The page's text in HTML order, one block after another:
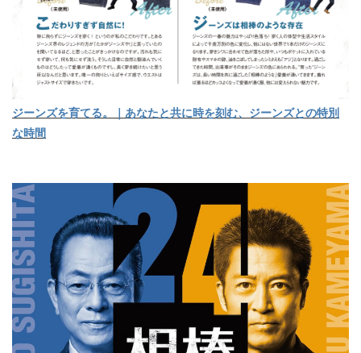
ジーンズを育てる。｜あなたと共に時を刻む、ジーンズとの特別
な時間